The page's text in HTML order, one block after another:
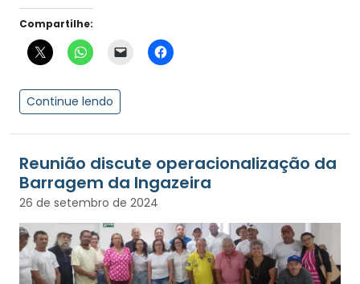
Compartilhe:
Continue lendo
Reunião discute operacionalização da
Barragem da Ingazeira
26 de setembro de 2024